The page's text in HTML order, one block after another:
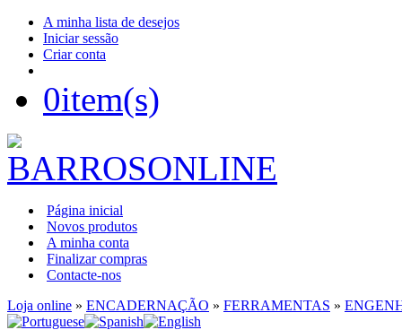
A minha lista de desejos
Iniciar sessão
Criar conta
0item(s)
Página inicial
Novos produtos
A minha conta
Finalizar compras
Contacte-nos
Loja online » ENCADERNAÇÃO » FERRAMENTAS »